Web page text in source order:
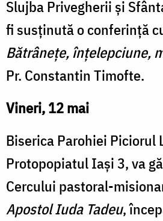
Slujba Privegherii și
fi susținută o conferință
Bătrânețe, înțelepciune,
Pr. Constantin Timofte.
Vineri, 12 mai
Biserica Parohiei Piciorul
Protopopiatul Iași 3, va
Cercului pastoral-
Apostol Iuda Tadeu,